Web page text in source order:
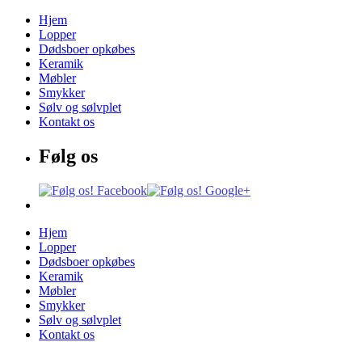
Hjem
Lopper
Dødsboer opkøbes
Keramik
Møbler
Smykker
Sølv og sølvplet
Kontakt os
Følg os
Hjem
Lopper
Dødsboer opkøbes
Keramik
Møbler
Smykker
Sølv og sølvplet
Kontakt os